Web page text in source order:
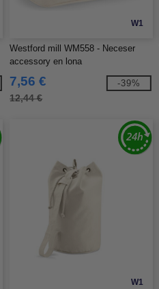
W1
Westford mill WM558 - Neceser
accessory en lona
7,56 €
12,44 €
-39%
W1